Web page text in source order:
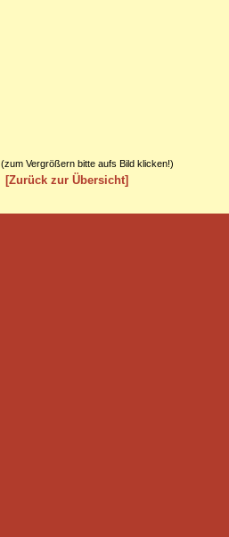
(zum Vergrößern bitte aufs Bild klicken!)
[Zurück zur Übersicht]